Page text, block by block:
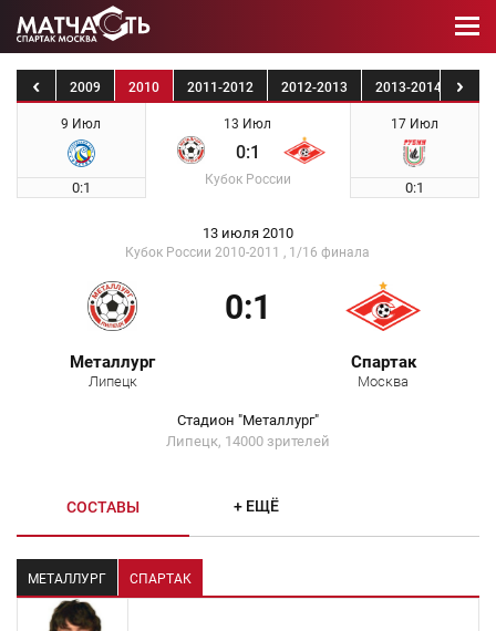
2008 2009 2010 2011-2012 2012-2013 2013-2014
9 Июл
0:1
13 Июл
0:1
Кубок России
17 Июл
0:1
13 июля 2010
Кубок России 2010-2011 , 1/16 финала
Металлург
Липецк
0:1
Спартак
Москва
Стадион "Металлург"
Липецк, 14000 зрителей
СОСТАВЫ + ЕЩЁ
МЕТАЛЛУРГ СПАРТАК